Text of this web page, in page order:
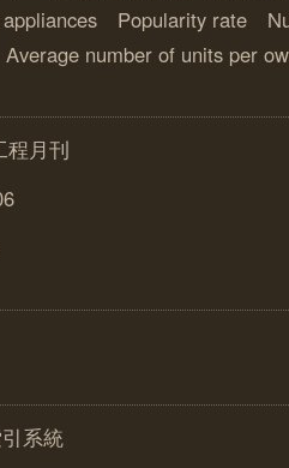
appliances Popularity rate
number of units per
程月刊
系統